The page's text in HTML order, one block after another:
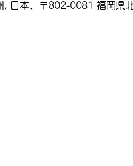
, 日本、〒802-0081 福岡県